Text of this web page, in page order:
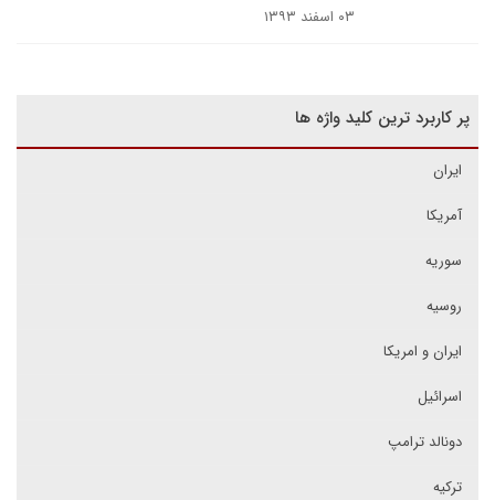
۰۳ اسفند ۱۳۹۳
پر کاربرد ترین کلید واژه ها
ایران
آمریکا
سوریه
روسیه
ایران و امریکا
اسرائیل
دونالد ترامپ
ترکیه